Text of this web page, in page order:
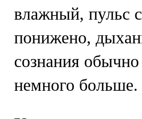
влажный, пульс
понижено,
сознания
немного больше.